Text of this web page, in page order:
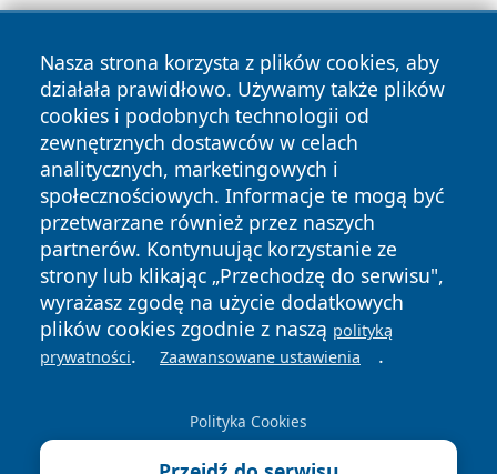
Nasza strona korzysta z plików cookies, aby
działała prawidłowo. Używamy także plików
cookies i podobnych technologii od
zewnętrznych dostawców w celach
analitycznych, marketingowych i
społecznościowych. Informacje te mogą być
przetwarzane również przez naszych
partnerów. Kontynuując korzystanie ze
strony lub klikając „Przechodzę do serwisu",
wyrażasz zgodę na użycie dodatkowych
plików cookies zgodnie z naszą polityką
prywatności. Zaawansowane ustawienia .
Polityka Cookies
Copyright © 2026 halotorun.pl Wszystkie prawa zastrzeżone.
News Autorzy
Polityka
Prywatności
Polityka
Cookies